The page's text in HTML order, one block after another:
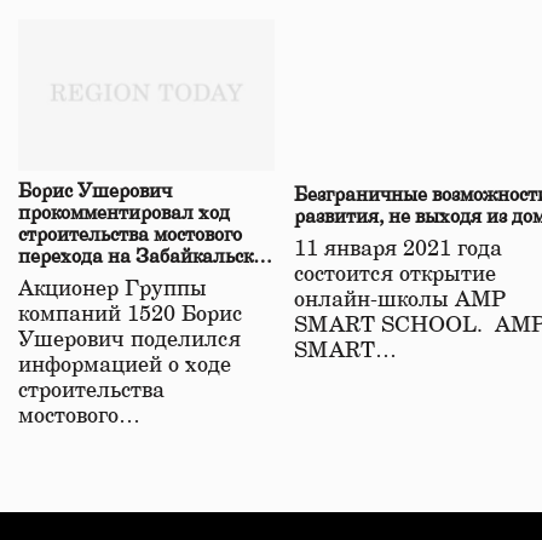
Борис Ушерович
прокомментировал ход
строительства мостового
перехода на Забайкальской
железной дороге
Акционер Группы
компаний 1520 Борис
Ушерович поделился
информацией о ходе
строительства
мостового…
Безграничные
развития, не выходя из
11 января 2021 года
состоится открытие
онлайн-школы АМР
SMART SCHOOL.
SMART…